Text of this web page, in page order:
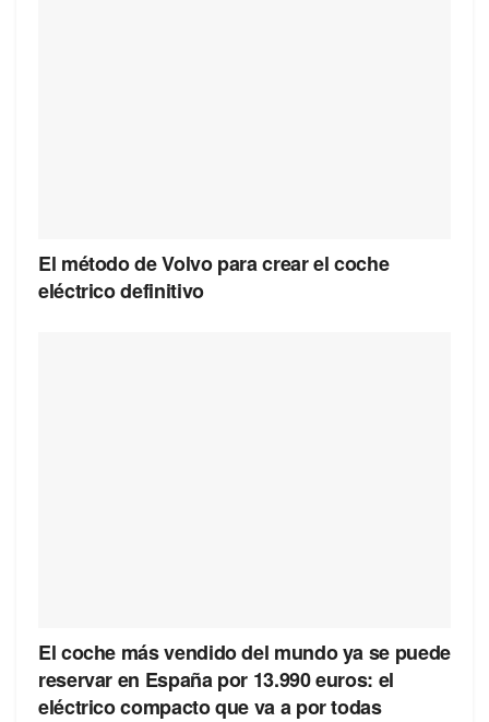
El método de Volvo para crear el coche
eléctrico definitivo
El coche más vendido del mundo ya se puede
reservar en España por 13.990 euros: el
eléctrico compacto que va a por todas